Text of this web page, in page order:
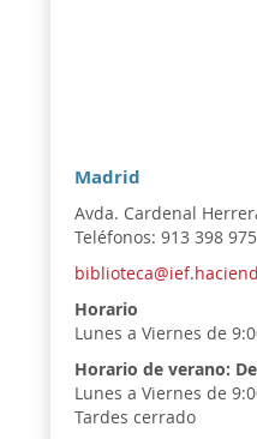
Madrid
Avda. Cardenal
Teléfonos: 913 398
Horario
Lunes a Viernes de
Horario de verano:
Lunes a Viernes de
Tardes cerrado